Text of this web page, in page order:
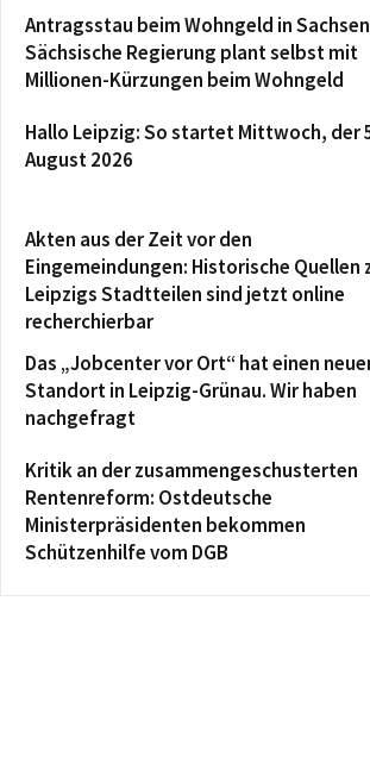
Antragsstau beim Wohngeld in
Sächsische Regierung plant selbst mit
Millionen-Kürzungen beim Wohngeld
Hallo Leipzig: So startet Mittwoch, der
August 2026
Akten aus der Zeit vor den
Eingemeindungen: Historische Quellen
Leipzigs Stadtteilen sind jetzt online
recherchierbar
Das „Jobcenter vor Ort“ hat einen
Standort in Leipzig-Grünau. Wir haben
nachgefragt
Kritik an der zusammengeschusterten
Rentenreform: Ostdeutsche
Ministerpräsidenten bekommen
Schützenhilfe vom DGB